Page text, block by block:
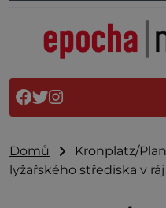
Domů
Kronplatz/
lyžařského střediska v